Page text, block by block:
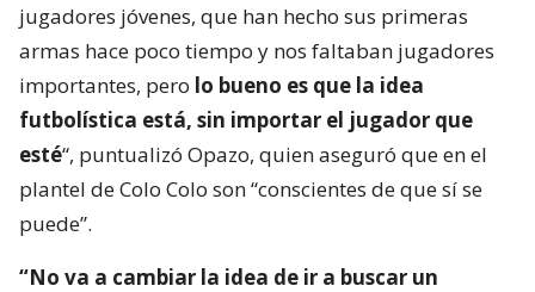
jugadores jóvenes, que han hecho sus primeras
armas hace poco tiempo y nos faltaban jugadores
importantes, pero lo bueno es que la idea
futbolística está, sin importar el jugador que
esté“, puntualizó Opazo, quien aseguró que en el
plantel de Colo Colo son “conscientes de que sí se
puede”.
“No va a cambiar la idea de ir a buscar un